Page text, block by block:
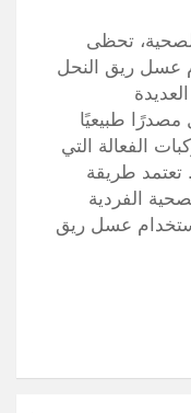
تحظى
عسل ريق النحل
مصدرًا طبيعيًا
الفعالة التي
تعتمد طريقة
الفردية
عسل ريق